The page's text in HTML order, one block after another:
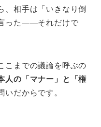
、相手は「いきなり倒
った――それだけで
こまでの議論を呼ぶの
人の「マナー」と「権
いだからです。